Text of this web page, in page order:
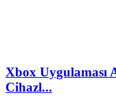
Xbox Uygulaması
Cihazl...